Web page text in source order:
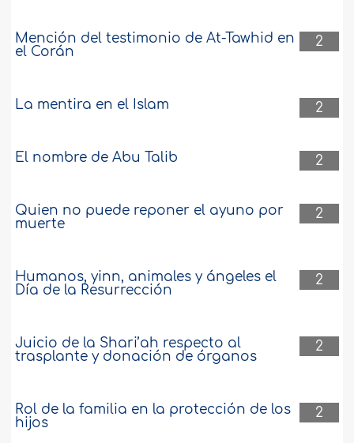
2
Mención del testimonio de At-Tawhid en
el Corán
2
La mentira en el Islam
2
El nombre de Abu Talib
2
Quien no puede reponer el ayuno por
muerte
2
Humanos, yinn, animales y ángeles el
Día de la Resurrección
2
Juicio de la Shari’ah respecto al
trasplante y donación de órganos
2
Rol de la familia en la protección de los
hijos